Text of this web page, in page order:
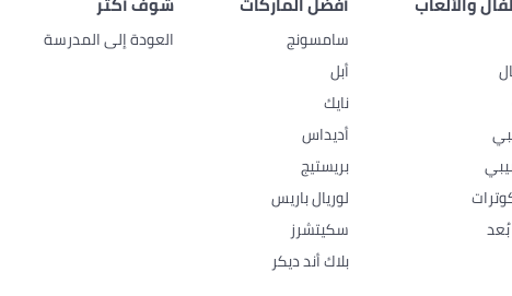
سامسونج
أبل
نايك
أديداس
بريستيج
لوريال باريس
سكيتشرز
بلاك أند ديكر
العودة إلى المدرسة